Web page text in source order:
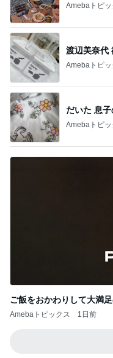
Amebaトピッ
渡辺美奈代
Amebaトピッ
だいた 息
Amebaトピッ
ご飯をおかわりして大満
Amebaトピックス 1日前